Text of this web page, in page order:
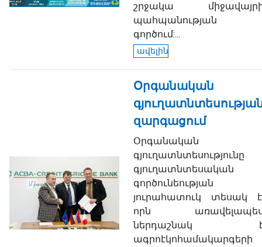
շրջակա
պահպանության
գործում:...
ավելին
Օրգանական
զարգացում
Օրգանական
գյուղատնտեսությունը
գյուղատնտեսական
գործունեության
յուրահատուկ տեսակ
որն
ներդաշնակ
ագրոէկոհամակարգերի